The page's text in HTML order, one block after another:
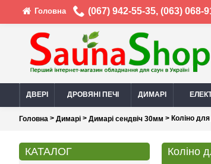
Головна (067) 942-55-35, (063) 068-
ДВЕРІ ДРОВЯНІ ПЕЧІ ДИМАРІ
Головна > Димарі > Димарі сендвіч 30мм > Коліно
КАТАЛОГ Коліно